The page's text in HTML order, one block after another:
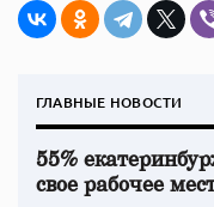
ГЛАВНЫЕ НОВОСТИ
55%
свое рабочее